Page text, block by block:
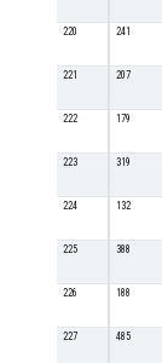
220 241
221 207
222 179
223 319
224 132
225 388
226 188
227 485